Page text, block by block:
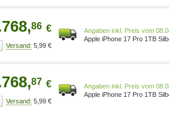
86 €
5,99 €
Preis vom
Apple iPhone 17 Pro 1TB
87 €
5,99 €
Preis vom
Apple iPhone 17 Pro 1TB